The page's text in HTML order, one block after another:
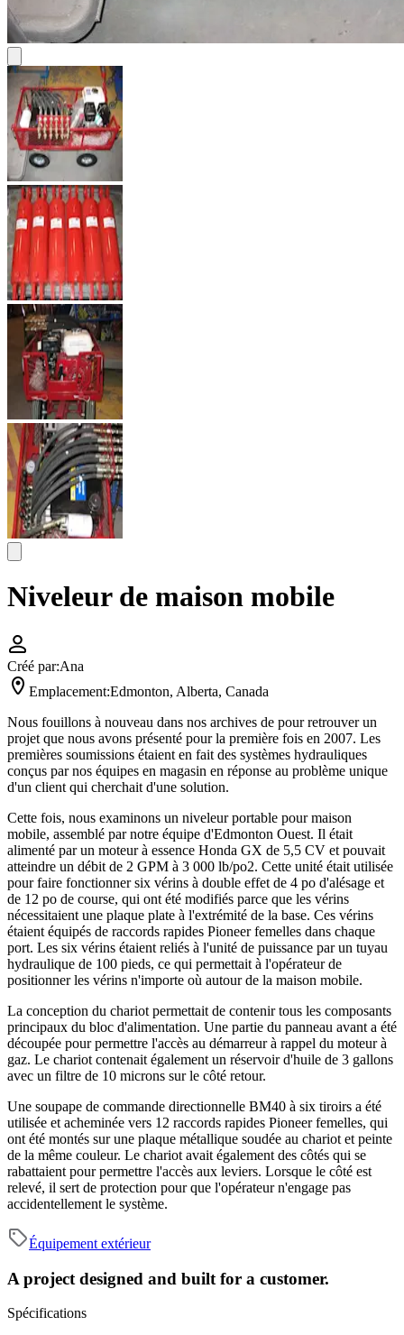
Niveleur de maison mobile
Créé par:Ana
Emplacement:Edmonton, Alberta, Canada
Nous fouillons à nouveau dans nos archives de pour retrouver un
projet que nous avons présenté pour la première fois en 2007. Les
premières soumissions étaient en fait des systèmes hydrauliques
conçus par nos équipes en magasin en réponse au problème unique
d'un client qui cherchait d'une solution.
Cette fois, nous examinons un niveleur portable pour maison
mobile, assemblé par notre équipe d'Edmonton Ouest. Il était
alimenté par un moteur à essence Honda GX de 5,5 CV et pouvait
atteindre un débit de 2 GPM à 3 000 lb/po2. Cette unité était utilisée
pour faire fonctionner six vérins à double effet de 4 po d'alésage et
de 12 po de course, qui ont été modifiés parce que les vérins
nécessitaient une plaque plate à l'extrémité de la base. Ces vérins
étaient équipés de raccords rapides Pioneer femelles dans chaque
port. Les six vérins étaient reliés à l'unité de puissance par un tuyau
hydraulique de 100 pieds, ce qui permettait à l'opérateur de
positionner les vérins n'importe où autour de la maison mobile.
La conception du chariot permettait de contenir tous les composants
principaux du bloc d'alimentation. Une partie du panneau avant a été
découpée pour permettre l'accès au démarreur à rappel du moteur à
gaz. Le chariot contenait également un réservoir d'huile de 3 gallons
avec un filtre de 10 microns sur le côté retour.
Une soupape de commande directionnelle BM40 à six tiroirs a été
utilisée et acheminée vers 12 raccords rapides Pioneer femelles, qui
ont été montés sur une plaque métallique soudée au chariot et peinte
de la même couleur. Le chariot avait également des côtés qui se
rabattaient pour permettre l'accès aux leviers. Lorsque le côté est
relevé, il sert de protection pour que l'opérateur n'engage pas
accidentellement le système.
Équipement extérieur
A project designed and built for a customer.
Spécifications